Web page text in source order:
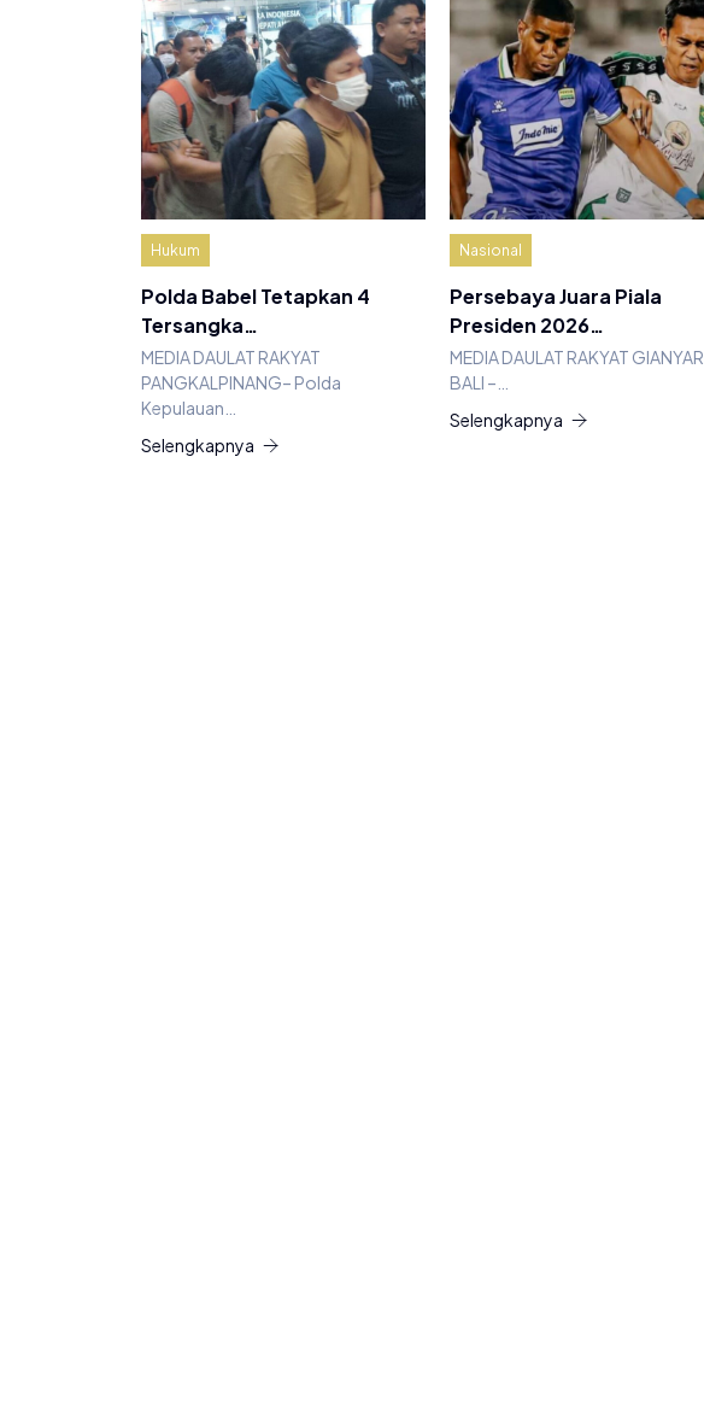
Hukum
Polda Babel Tetapkan 4
Tersangka…
MEDIA DAULAT RAKYAT
PANGKALPINANG– Polda
Kepulauan…
Selengkapnya
Nasional
Persebaya Juara Piala
Presiden 2026…
MEDIA DAULAT RAKYAT GIANYAR
BALI –…
Selengkapnya